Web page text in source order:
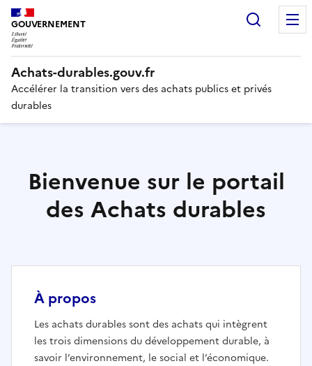
GOUVERNEMENT
Liberté,
Égalité,
Fraternité
Achats-durables.gouv.fr
Accélérer la transition vers des achats publics et privés
durables
Bienvenue sur le portail
des Achats durables
À propos
Les achats durables sont des achats qui intègrent
les trois dimensions du développement durable, à
savoir l’environnement, le social et l’économique.